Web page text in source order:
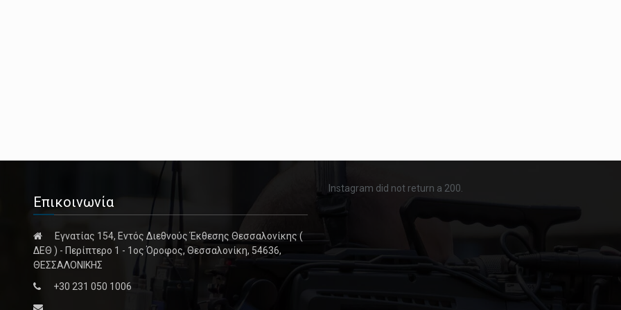
Επικοινωνία
Εγνατίας 154, Εντός Διεθνούς Έκθεσης Θεσσαλονίκης (
ΔΕΘ ) - Περίπτερο 1 - 1ος Όροφος, Θεσσαλονίκη, 54636,
ΘΕΣΣΑΛΟΝΙΚΗΣ
+30 231 050 1006
Instagram did not return a 200.